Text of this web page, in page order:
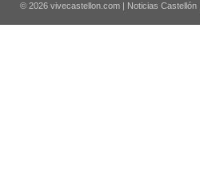
© 2026 vivecastellon.com | Noticias